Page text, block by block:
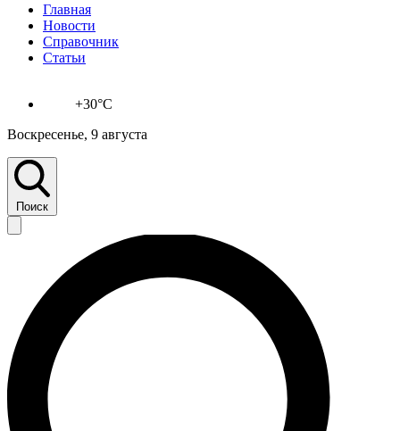
Главная
Новости
Справочник
Статьи
+30°C
Воскресенье, 9 августа
Поиск